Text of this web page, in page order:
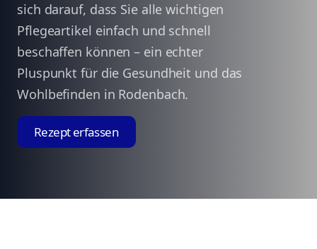
sich darauf, dass Sie alle wichtigen
Pflegeartikel einfach und schnell
beschaffen können – ein echter
Pluspunkt für die Gesundheit und das
Wohlbefinden in Rodenbach.
Rezept erfassen